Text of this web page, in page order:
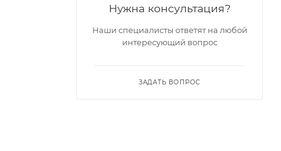
Нужна консультация?
Наши специалисты ответят на любой
интересующий вопрос
ЗАДАТЬ ВОПРОС